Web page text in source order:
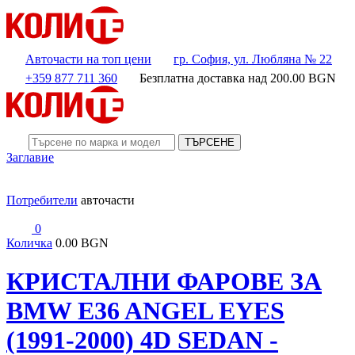
Авточасти на топ цени
гр. София, ул. Любляна № 22
+359 877 711 360
Безплатна доставка над 200.00 BGN
ТЪРСЕНЕ
Заглавие
Потребители авточасти
0
Количка 0.00 BGN
КРИСТАЛНИ ФАРОВЕ ЗА
BMW E36 ANGEL EYES
(1991-2000) 4D SEDAN -